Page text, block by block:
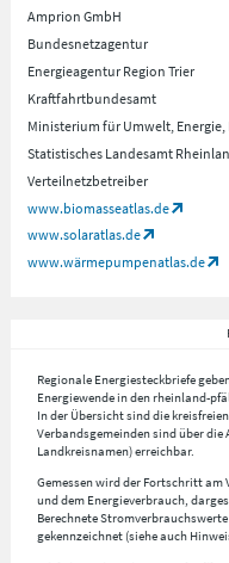
Amprion GmbH
Bundesnetzagentur
Energieagentur Region Trier
Kraftfahrtbundesamt
Ministerium für Umwelt, Energie,
Statistisches Landesamt
Verteilnetzbetreiber
www.biomasseatlas.de
www.solaratlas.de
www.wärmepumpenatlas.de
Regionale Energiesteckbriefe
Energiewende in den rheinland-
In der Übersicht sind die
Verbandsgemeinden sind über
Landkreisnamen) erreichbar.
Gemessen wird der Fortschritt
und dem Energieverbrauch,
Berechnete
gekennzeichnet (siehe auch